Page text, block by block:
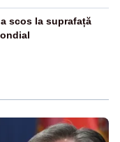
scos la suprafață